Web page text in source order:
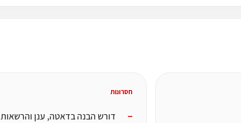
חסרונות
דורש הבנה בדאטה, ענן והרשאות